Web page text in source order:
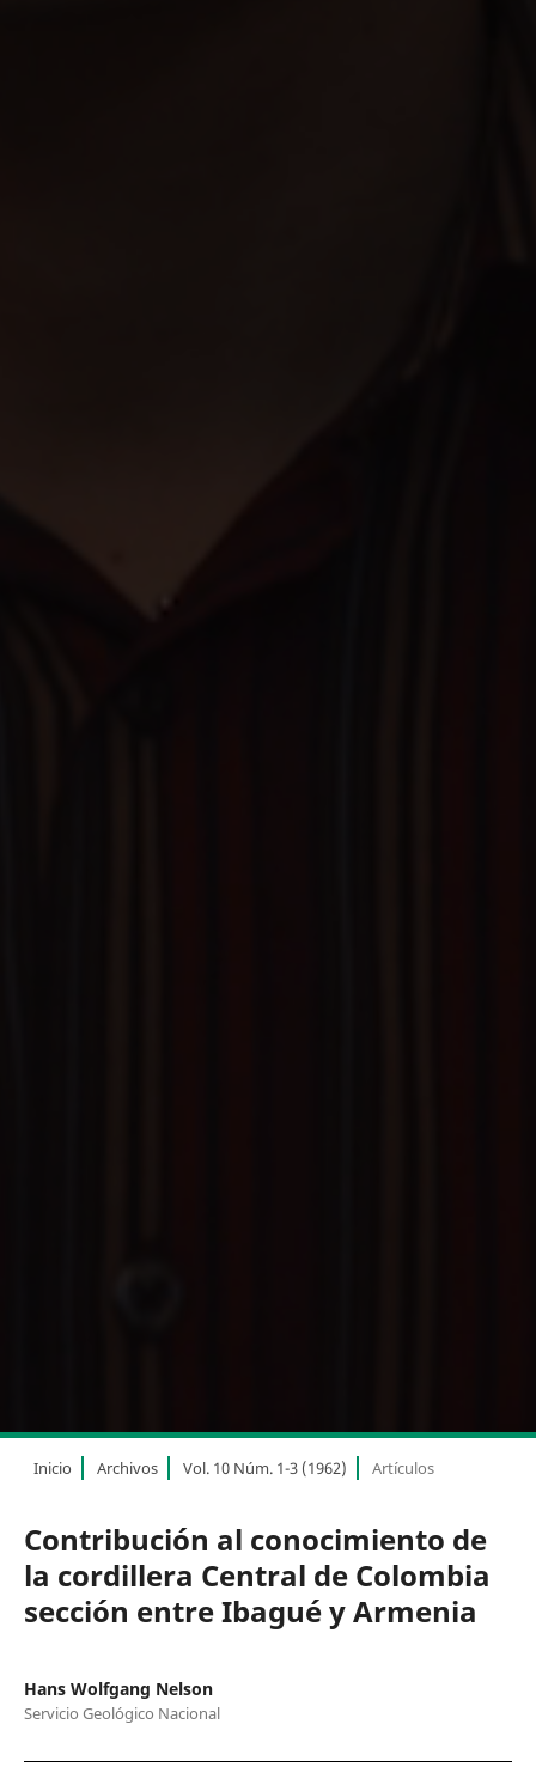
Inicio Archivos Vol. 10 Núm. 1-3 (1962) Artículos
Contribución al conocimiento de
la cordillera Central de Colombia
sección entre Ibagué y Armenia
Hans Wolfgang Nelson
Servicio Geológico Nacional